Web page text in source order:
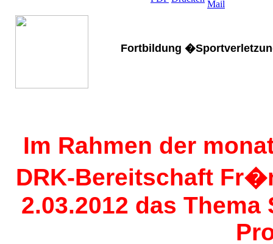
Fortbildung
Im Rahmen der
DRK-Bereitschaft
2.03.2012 das